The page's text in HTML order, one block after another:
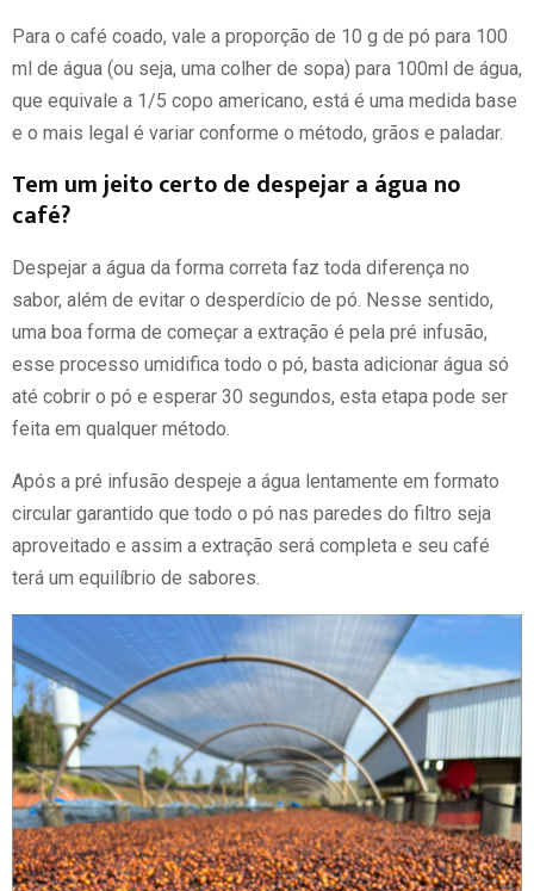
Para o café coado, vale a proporção de 10 g de pó para 100
ml de água (ou seja, uma colher de sopa) para 100ml de água,
que equivale a 1/5 copo americano, está é uma medida base
e o mais legal é variar conforme o método, grãos e paladar.
Tem um jeito certo de despejar a água no
café?
Despejar a água da forma correta faz toda diferença no
sabor, além de evitar o desperdício de pó. Nesse sentido,
uma boa forma de começar a extração é pela pré infusão,
esse processo umidifica todo o pó, basta adicionar água só
até cobrir o pó e esperar 30 segundos, esta etapa pode ser
feita em qualquer método.
Após a pré infusão despeje a água lentamente em formato
circular garantido que todo o pó nas paredes do filtro seja
aproveitado e assim a extração será completa e seu café
terá um equilíbrio de sabores.